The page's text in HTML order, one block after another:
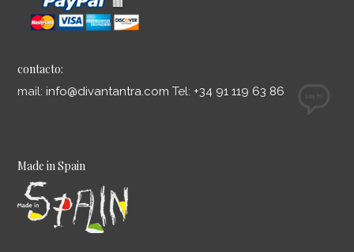
contacto:
mail: info@divantantra.com Tel: +34 91 119 63 86
Made in Spain